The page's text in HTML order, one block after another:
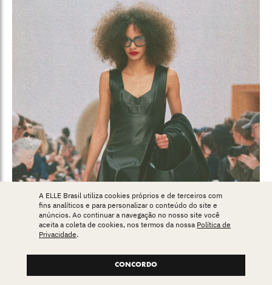
A ELLE Brasil utiliza cookies próprios e de terceiros com
fins analíticos e para personalizar o conteúdo do site e
anúncios. Ao continuar a navegação no nosso site você
aceita a coleta de cookies, nos termos da nossa Política de
Privacidade.
CONCORDO